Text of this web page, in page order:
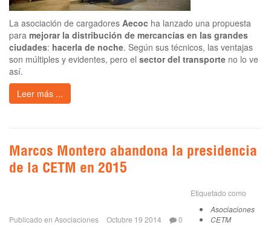
La asociación de cargadores Aecoc ha lanzado una propuesta
para mejorar la distribución de mercancías en las grandes
ciudades: hacerla de noche. Según sus técnicos, las ventajas
son múltiples y evidentes, pero el sector del transporte no lo ve
así.
Leer más ...
Marcos Montero abandona la presidencia
de la CETM en 2015
Publicado en Asociaciones Octubre 19 2014 0
Etiquetado como
Asociaciones
CETM